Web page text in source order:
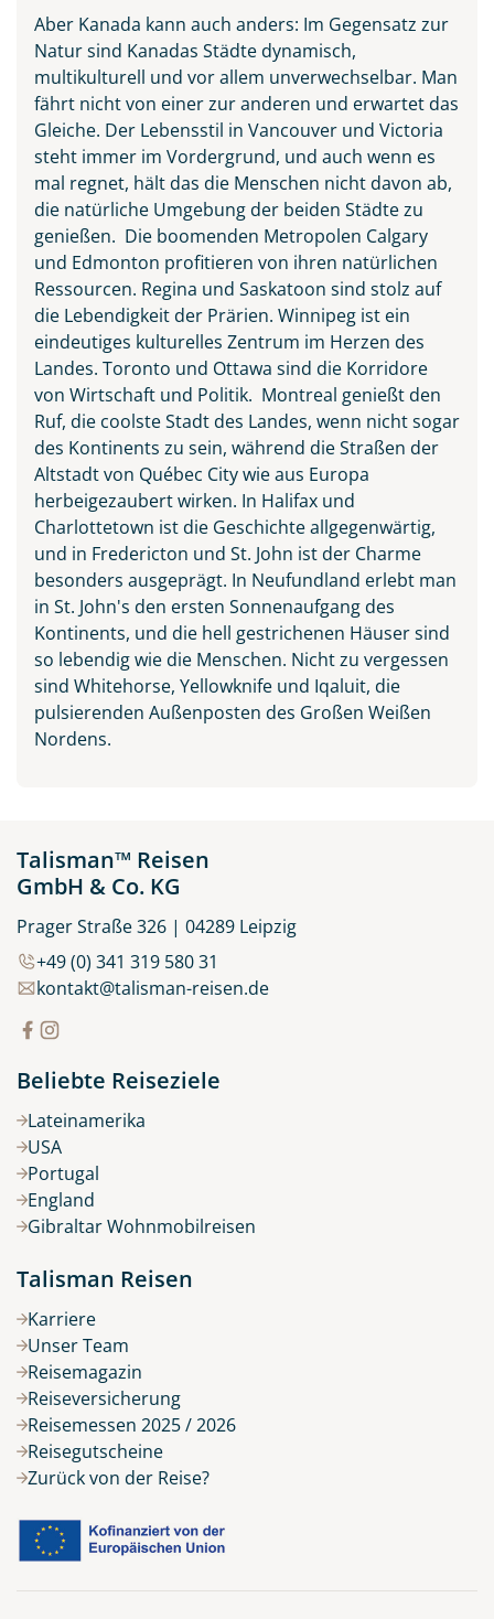
© Aivolie - Fotolia
Aber Kanada kann auch anders: Im Gegensatz zur
Natur sind Kanadas Städte dynamisch,
multikulturell und vor allem unverwechselbar. Man
fährt nicht von einer zur anderen und erwartet das
Gleiche. Der Lebensstil in Vancouver und Victoria
steht immer im Vordergrund, und auch wenn es
mal regnet, hält das die Menschen nicht davon ab,
die natürliche Umgebung der beiden Städte zu
genießen. Die boomenden Metropolen Calgary
und Edmonton profitieren von ihren natürlichen
Ressourcen. Regina und Saskatoon sind stolz auf
die Lebendigkeit der Prärien. Winnipeg ist ein
eindeutiges kulturelles Zentrum im Herzen des
Landes. Toronto und Ottawa sind die Korridore
von Wirtschaft und Politik. Montreal genießt den
Ruf, die coolste Stadt des Landes, wenn nicht sogar
des Kontinents zu sein, während die Straßen der
Altstadt von Québec City wie aus Europa
herbeigezaubert wirken. In Halifax und
Charlottetown ist die Geschichte allgegenwärtig,
und in Fredericton und St. John ist der Charme
besonders ausgeprägt. In Neufundland erlebt man
in St. John's den ersten Sonnenaufgang des
Kontinents, und die hell gestrichenen Häuser sind
so lebendig wie die Menschen. Nicht zu vergessen
sind Whitehorse, Yellowknife und Iqaluit, die
pulsierenden Außenposten des Großen Weißen
Nordens.
Talisman™ Reisen
GmbH & Co. KG
Prager Straße 326 | 04289 Leipzig
+49 (0) 341 319 580 31
kontakt@talisman-reisen.de
Beliebte Reiseziele
Lateinamerika
USA
Portugal
England
Gibraltar Wohnmobilreisen
Talisman Reisen
Karriere
Unser Team
Reisemagazin
Reiseversicherung
Reisemessen 2025 / 2026
Reisegutscheine
Zurück von der Reise?